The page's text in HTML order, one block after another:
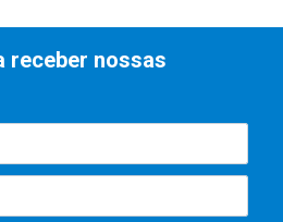
receber nossas